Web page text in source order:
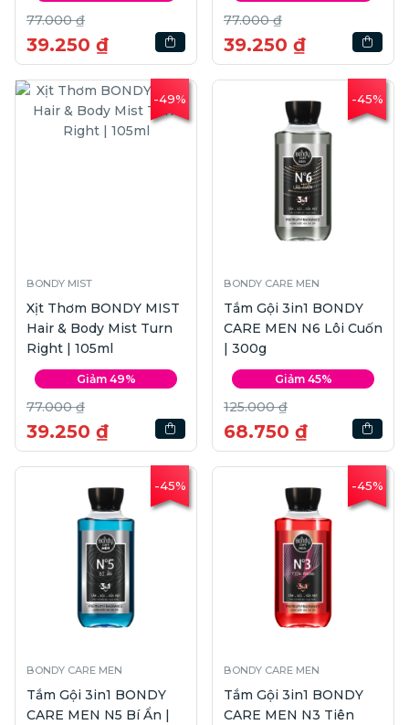
77.000 ₫
39.250 ₫
77.000 ₫
39.250 ₫
-49%
BONDY MIST
Xịt Thơm BONDY MIST
Hair & Body Mist Turn
Right | 105ml
Giảm 49%
77.000 ₫
39.250 ₫
-45%
BONDY CARE MEN
Tắm Gội 3in1 BONDY
CARE MEN N6 Lôi Cuốn
| 300g
Giảm 45%
125.000 ₫
68.750 ₫
-45%
BONDY CARE MEN
Tắm Gội 3in1 BONDY
CARE MEN N5 Bí Ẩn |
-45%
BONDY CARE MEN
Tắm Gội 3in1 BONDY
CARE MEN N3 Tiên